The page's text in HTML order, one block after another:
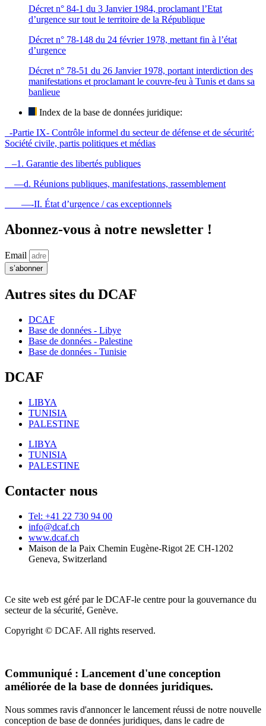
Décret n° 84-1 du 3 Janvier 1984, proclamant l’Etat
d’urgence sur tout le territoire de la République
Décret n° 78-148 du 24 février 1978, mettant fin à l’état
d’urgence
Décret n° 78-51 du 26 Janvier 1978, portant interdiction des
manifestations et proclamant le couvre-feu à Tunis et dans sa
banlieue
Index de la base de données juridique:
-Partie IX- Contrôle informel du secteur de défense et de sécurité:
Société civile, partis politiques et médias
–1. Garantie des libertés publiques
—d. Réunions publiques, manifestations, rassemblement
—-II. État d’urgence / cas exceptionnels
Abonnez-vous à notre newsletter !
Email
s’abonner
Autres sites du DCAF
DCAF
Base de données - Libye
Base de données - Palestine
Base de données - Tunisie
DCAF
LIBYA
TUNISIA
PALESTINE
LIBYA
TUNISIA
PALESTINE
Contacter nous
Tel: +41 22 730 94 00
info@dcaf.ch
www.dcaf.ch
Maison de la Paix Chemin Eugène-Rigot 2E CH-1202
Geneva, Switzerland
Ce site web est géré par le DCAF-le centre pour la gouvernance du
secteur de la sécurité, Genève.
Copyright © DCAF. All rights reserved.
Communiqué : Lancement d'une conception
améliorée de la base de données juridiques.
Nous sommes ravis d'annoncer le lancement réussi de notre nouvelle
conception de base de données juridiques, dans le cadre de